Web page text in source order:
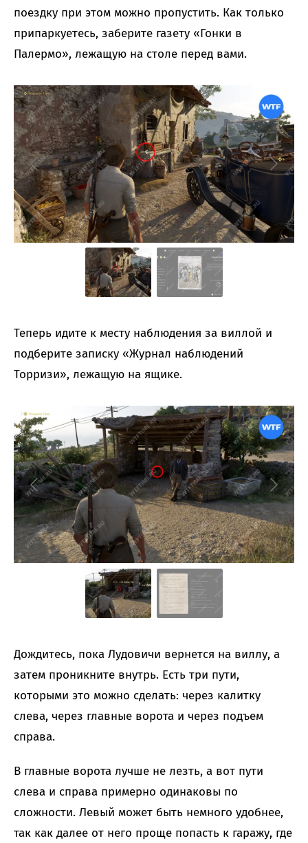
поездку при этом можно пропустить. Как только
припаркуетесь, заберите газету «Гонки в
Палермо», лежащую на столе перед вами.
Теперь идите к месту наблюдения за виллой и
подберите записку «Журнал наблюдений
Торризи», лежащую на ящике.
Дождитесь, пока Лудовичи вернется на виллу, а
затем проникните внутрь. Есть три пути,
которыми это можно сделать: через калитку
слева, через главные ворота и через подъем
справа.
В главные ворота лучше не лезть, а вот пути
слева и справа примерно одинаковы по
сложности. Левый может быть немного удобнее,
так как далее от него проще попасть к гаражу, где